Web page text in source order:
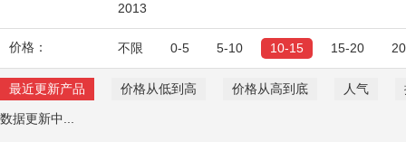
2013
价格： 不限 0-5 5-10 10-15 15-20
最近更新产品 价格从低到高 价格从高到底 人气
数据更新中...